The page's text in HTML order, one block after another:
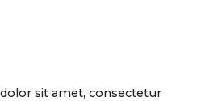
sit amet, consectetur